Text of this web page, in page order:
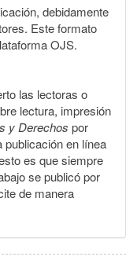
debidamente
Este formato
OJS.
las lectoras o
lectura, impresión
y Derechos por
publicación en línea
es que siempre
se publicó por
de manera